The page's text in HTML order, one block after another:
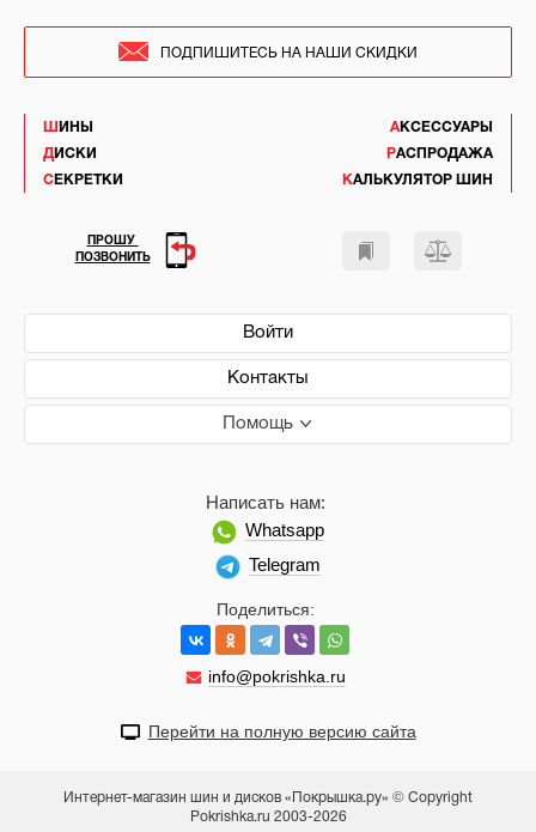
ШИНЫ
ДИСКИ
СЕКРЕТКИ
АКСЕССУАРЫ
РАСПРОДАЖА
КАЛЬКУЛЯТОР ШИН
Войти
Контакты
Помощь
Поделиться:
info@pokrishka.ru
Написать нам:
Whatsapp
Telegram
ПОДПИШИТЕСЬ НА НАШИ СКИДКИ
ПРОШУ
ПОЗВОНИТЬ
Перейти на полную версию сайта
Интернет-магазин шин и дисков «Покрышка.ру» © Copyright
Pokrishka.ru 2003-2026